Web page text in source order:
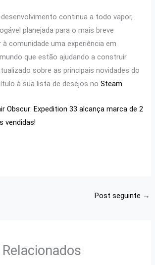
continua a todo vapor,
planejada para o mais breve
à comunidade uma experiência em
que estão ajudando a construir.
sobre as principais novidades do
à sua lista de desejos noSteam.
Obscur: Expedition 33 alcança marca de 2
vendidas!
Post seguinte →